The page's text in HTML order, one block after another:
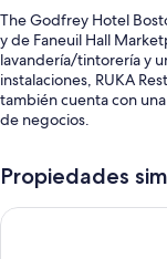
The Godfrey Hotel
y de Faneuil Hall
lavandería/tintorería y
instalaciones, RUKA
también cuenta con
de negocios.
Desayuno
parking con cargo
Propiedades
The Dagny Boston